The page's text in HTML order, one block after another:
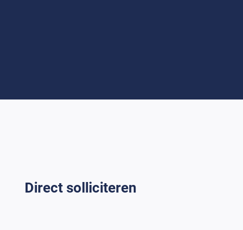
Direct solliciteren